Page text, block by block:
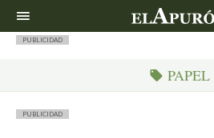
PUBLICIDAD
PAPEL
PUBLICIDAD